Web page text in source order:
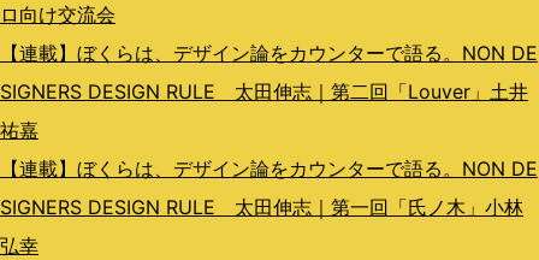
ン
ロ向け交流会
【連載】ぼくらは、デザイン論をカウンターで語る。NON DE
SIGNERS DESIGN RULE 太田伸志｜第二回「Louver」土井
祐嘉
【連載】ぼくらは、デザイン論をカウンターで語る。NON DE
SIGNERS DESIGN RULE 太田伸志｜第一回「氏ノ木」小林
弘幸